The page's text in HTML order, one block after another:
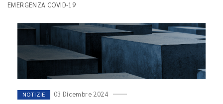
EMERGENZA COVID-19
NOTIZIE 03 Dicembre 2024